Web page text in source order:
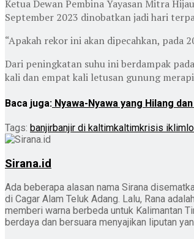
Ketua Dewan Pembina Yayasan Mitra
September 2023 dinobatkan jadi hari
“Apakah rekor ini akan dipecahkan, pada
Dari peningkatan suhu ini berdampak
kali dan empat kali letusan gunung
Baca juga: Nyawa-Nyawa yang Hilang
Tags: banjirbanjir di kaltimkaltimkrisis iklim
Sirana.id
Ada beberapa alasan nama Sirana
di Cagar Alam Teluk Adang. Lalu, Rana
memberi warna berbeda untuk Kalimantan
berdaya dan bersuara menyajikan liputan